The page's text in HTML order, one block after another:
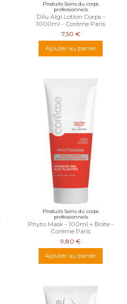
Produits Soins du corps
professionnels
Dilu Algi Lotion Corps -
1000ml - Corème Paris
7,50 €
Ajouter au panier
Produits Soins du corps
professionnels
Phyto Mask - 100ml + Boite -
Corème Paris
9,80 €
Ajouter au panier